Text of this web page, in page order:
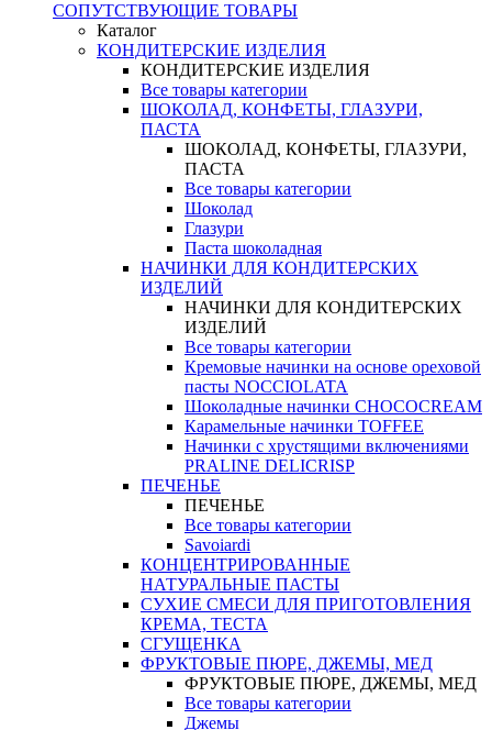
СОПУТСТВУЮЩИЕ ТОВАРЫ
Каталог
КОНДИТЕРСКИЕ ИЗДЕЛИЯ
КОНДИТЕРСКИЕ ИЗДЕЛИЯ
Все товары категории
ШОКОЛАД, КОНФЕТЫ, ГЛАЗУРИ,
ПАСТА
ШОКОЛАД, КОНФЕТЫ, ГЛАЗУРИ,
ПАСТА
Все товары категории
Шоколад
Глазури
Паста шоколадная
НАЧИНКИ ДЛЯ КОНДИТЕРСКИХ
ИЗДЕЛИЙ
НАЧИНКИ ДЛЯ КОНДИТЕРСКИХ
ИЗДЕЛИЙ
Все товары категории
Кремовые начинки на основе ореховой
пасты NOCCIOLATA
Шоколадные начинки CHOCOCREAM
Карамельные начинки TOFFEE
Начинки с хрустящими включениями
PRALINE DELICRISP
ПЕЧЕНЬЕ
ПЕЧЕНЬЕ
Все товары категории
Savoiardi
КОНЦЕНТРИРОВАННЫЕ
НАТУРАЛЬНЫЕ ПАСТЫ
СУХИЕ СМЕСИ ДЛЯ ПРИГОТОВЛЕНИЯ
КРЕМА, ТЕСТА
СГУЩЕНКА
ФРУКТОВЫЕ ПЮРЕ, ДЖЕМЫ, МЕД
ФРУКТОВЫЕ ПЮРЕ, ДЖЕМЫ, МЕД
Все товары категории
Джемы